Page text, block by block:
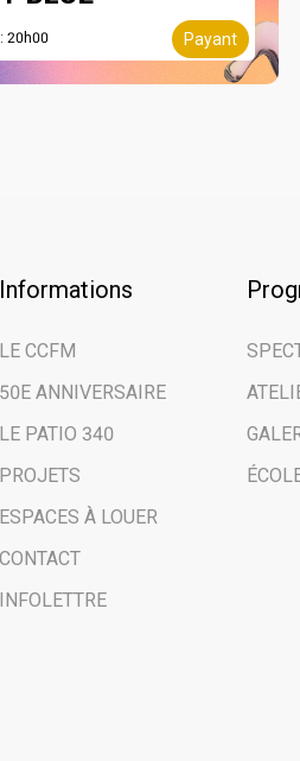
20h00 Payant
Informations
LE CCFM
50E ANNIVERSAIRE
LE PATIO 340
PROJETS
ESPACES À LOUER
CONTACT
INFOLETTRE